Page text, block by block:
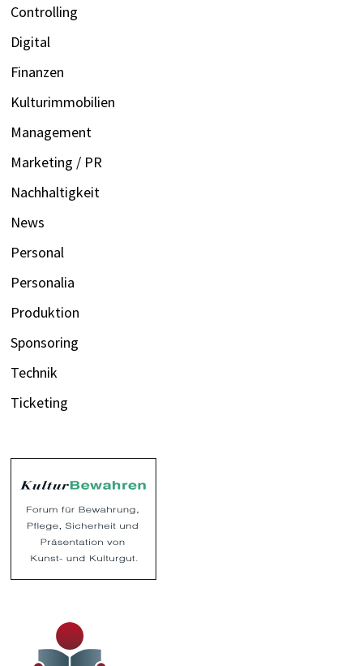
Controlling
Digital
Finanzen
Kulturimmobilien
Management
Marketing / PR
Nachhaltigkeit
News
Personal
Personalia
Produktion
Sponsoring
Technik
Ticketing